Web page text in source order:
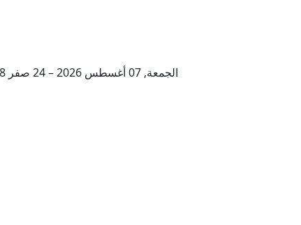
الجمعة, 07 أغسطس 2026 – 24 صفر 1448 هـ